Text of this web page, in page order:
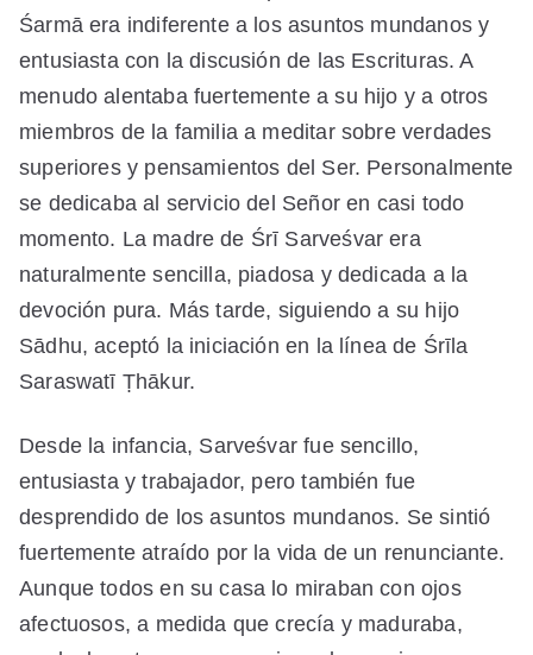
Śarmā era indiferente a los asuntos mundanos y
entusiasta con la discusión de las Escrituras. A
menudo alentaba fuertemente a su hijo y a otros
miembros de la familia a meditar sobre verdades
superiores y pensamientos del Ser. Personalmente
se dedicaba al servicio del Señor en casi todo
momento. La madre de Śrī Sarveśvar era
naturalmente sencilla, piadosa y dedicada a la
devoción pura. Más tarde, siguiendo a su hijo
Sādhu, aceptó la iniciación en la línea de Śrīla
Saraswatī Ṭhākur.
Desde la infancia, Sarveśvar fue sencillo,
entusiasta y trabajador, pero también fue
desprendido de los asuntos mundanos. Se sintió
fuertemente atraído por la vida de un renunciante.
Aunque todos en su casa lo miraban con ojos
afectuosos, a medida que crecía y maduraba,